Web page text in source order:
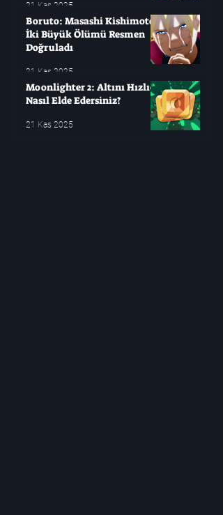
21 Kas 2025
Boruto: Masashi Kishimoto
İki Büyük Ölümü Resmen
Doğruladı
21 Kas 2025
Moonlighter 2: Altını Hızlıca
Nasıl Elde Edersiniz?
21 Kas 2025